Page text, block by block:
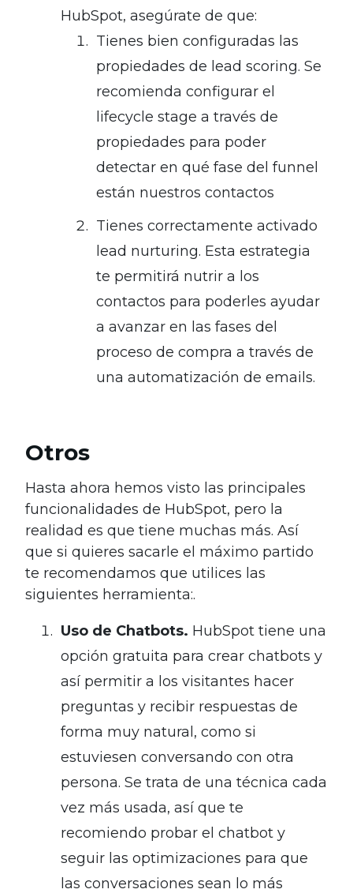
HubSpot, asegúrate de que:
Tienes bien configuradas las
propiedades de lead scoring. Se
recomienda configurar el
lifecycle stage a través de
propiedades para poder
detectar en qué fase del funnel
están nuestros contactos
Tienes correctamente activado
lead nurturing. Esta estrategia
te permitirá nutrir a los
contactos para poderles ayudar
a avanzar en las fases del
proceso de compra a través de
una automatización de emails.
Otros
Hasta ahora hemos visto las principales
funcionalidades de HubSpot, pero la
realidad es que tiene muchas más. Así
que si quieres sacarle el máximo partido
te recomendamos que utilices las
siguientes herramienta:.
Uso de Chatbots. HubSpot tiene una
opción gratuita para crear chatbots y
así permitir a los visitantes hacer
preguntas y recibir respuestas de
forma muy natural, como si
estuviesen conversando con otra
persona. Se trata de una técnica cada
vez más usada, así que te
recomiendo probar el chatbot y
seguir las optimizaciones para que
las conversaciones sean lo más